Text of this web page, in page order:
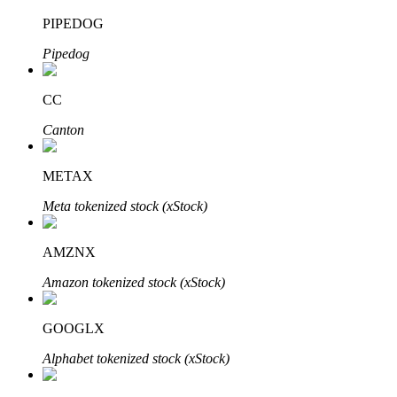
القروض
خدمة الاقتراض المدعومة بالعملات المشفرة
PIPEDOG
Pipedog
CC
Canton
METAX
Meta tokenized stock (xStock)
AMZNX
Amazon tokenized stock (xStock)
GOOGLX
Alphabet tokenized stock (xStock)